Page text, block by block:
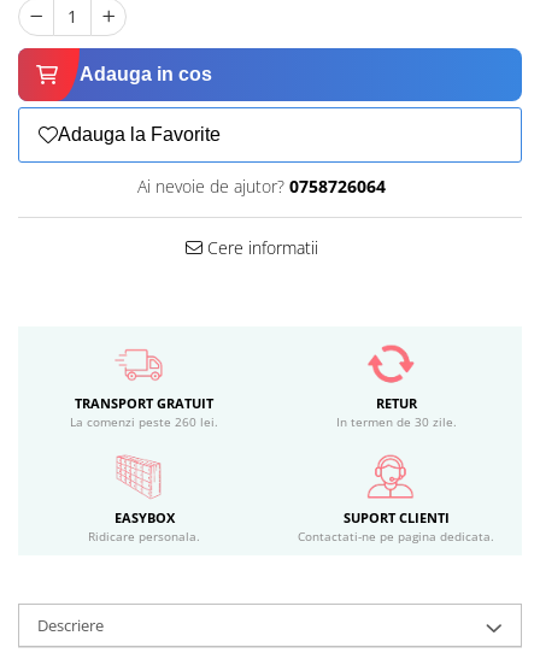
Adauga in cos
Adauga la Favorite
Ai nevoie de ajutor? 0758726064
Cere informatii
TRANSPORT GRATUIT
La comenzi peste 260 lei.
RETUR
In termen de 30 zile.
EASYBOX
Ridicare personala.
SUPORT CLIENTI
Contactati-ne pe pagina dedicata.
Descriere